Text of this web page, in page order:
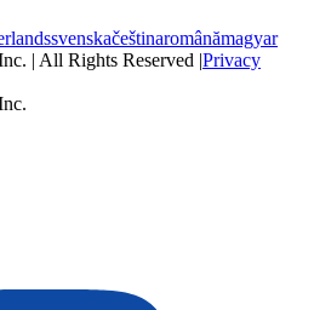
svenskačeštinaromânămagyar
| All Rights Reserved |Privacy